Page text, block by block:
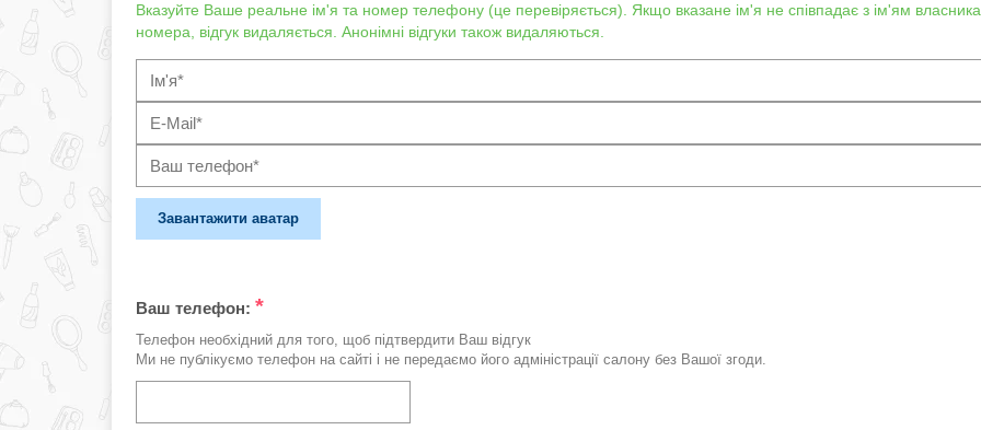
Вказуйте Ваше реальне ім'я та номер телефону (це перевіряється). Якщо вказане ім'я не співпадає з ім'ям власника
номера, відгук видаляється. Анонімні відгуки також видаляються.
Завантажити аватар
Ваш телефон: *
Телефон необхідний для того, щоб підтвердити Ваш відгук
Ми не публікуємо телефон на сайті і не передаємо його адміністрації салону без Вашої згоди.